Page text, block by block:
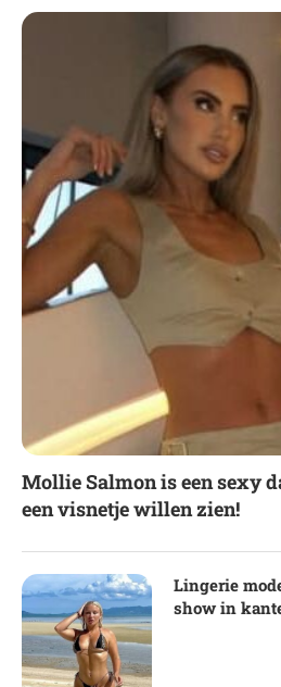
Mollie Salmon is een sexy
een visnetje willen zien!
Lingerie
show in